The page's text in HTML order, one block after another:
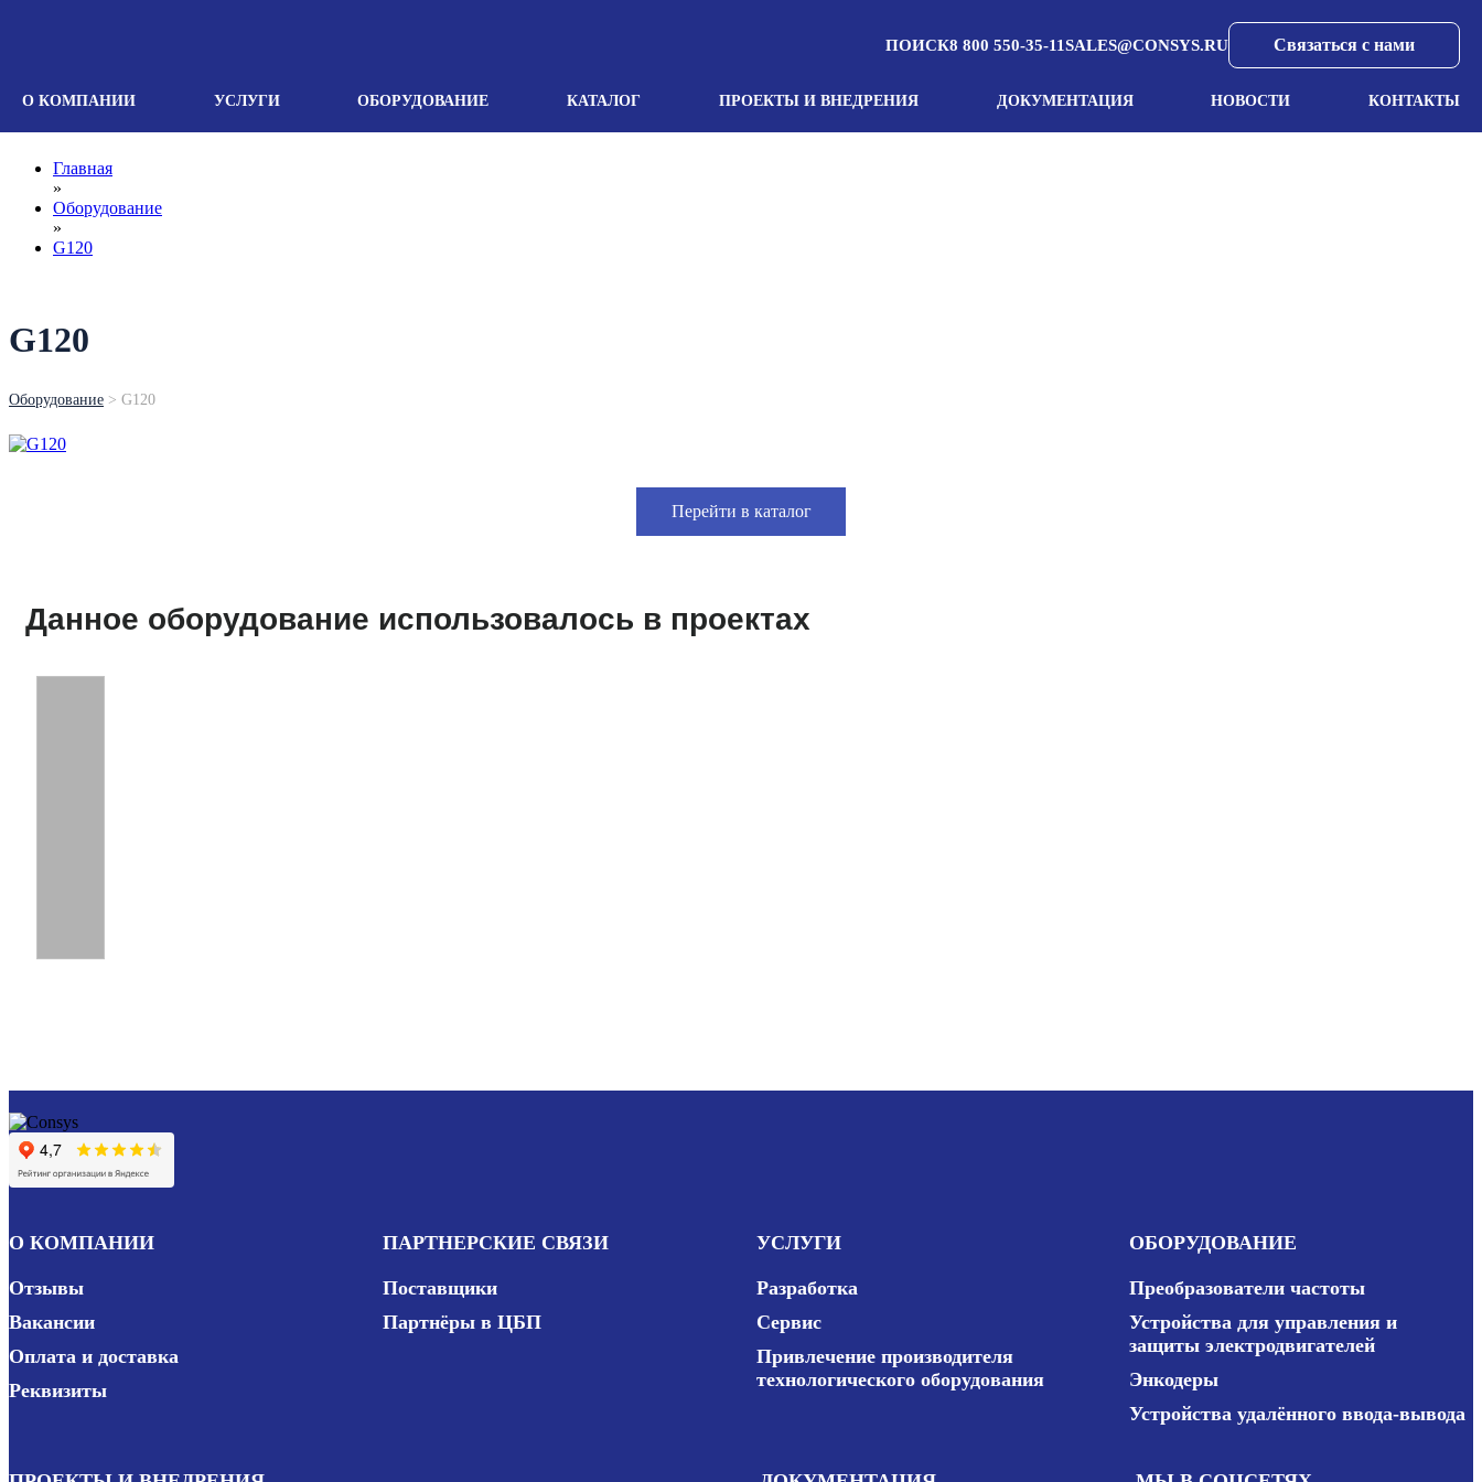
ПОИСК8 800 550-35-11SALES@CONSYS.RU Связаться с нами
О КОМПАНИИ УСЛУГИ ОБОРУДОВАНИЕ КАТАЛОГ ПРОЕКТЫ И ВНЕДРЕНИЯ ДОКУМЕНТАЦИЯ НОВОСТИ КОНТАКТЫ
Главная
»
Оборудование
»
G120
G120
Оборудование > G120
Перейти в каталог
Данное оборудование использовалось в проектах
О КОМПАНИИ
Отзывы
Вакансии
Оплата и доставка
Реквизиты
ПАРТНЕРСКИЕ СВЯЗИ
Поставщики
Партнёры в ЦБП
УСЛУГИ
Разработка
Сервис
Привлечение производителя
технологического оборудования
ОБОРУДОВАНИЕ
Преобразователи частоты
Устройства для управления и
защиты электродвигателей
Энкодеры
Устройства удалённого ввода-вывода